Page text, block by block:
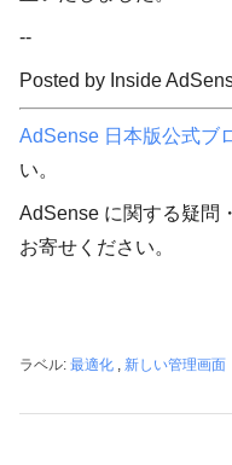
--
Posted by Inside
AdSense 日本版公式ブ
い。
AdSense に関する疑問
お寄せください。
ラベル: 最適化 , 新しい管理画面